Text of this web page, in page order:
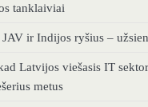
tanklaiviai
JAV ir Indijos ryšius –
Latvijos viešasis IT
metus